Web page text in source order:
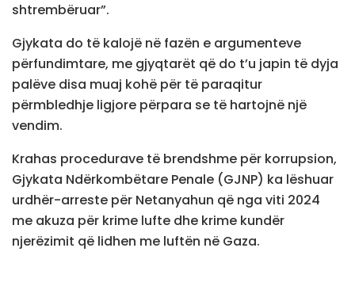
shtrembëruar”.
Gjykata do të kalojë në fazën e argumenteve
përfundimtare, me gjyqtarët që do t’u japin të dyja
palëve disa muaj kohë për të paraqitur
përmbledhje ligjore përpara se të hartojnë një
vendim.
Krahas procedurave të brendshme për korrupsion,
Gjykata Ndërkombëtare Penale (GJNP) ka lëshuar
urdhër-arreste për Netanyahun që nga viti 2024
me akuza për krime lufte dhe krime kundër
njerëzimit që lidhen me luftën në Gaza.